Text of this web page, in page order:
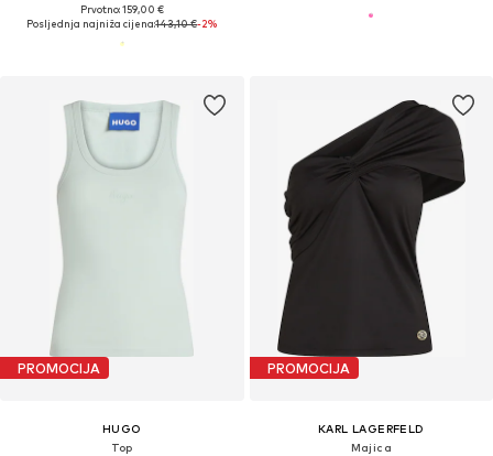
Prvotno: 159,00 €
Posljednja najniža cijena:143,10 €-2%
PROMOCIJA
HUGO
Top
PROMOCIJA
KARL LAGERFELD
Majica